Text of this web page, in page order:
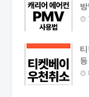
등